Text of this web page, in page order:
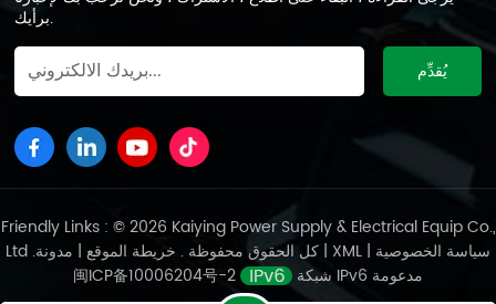
برأيك.
Friendly Links : © 2026 Kaiying Power Supply & Electrical Equip Co.,
Ltd .كل الحقوق محفوظة . خريطة الموقع | | XML | سياسة الخصوصية
闽ICP备10006204号-2
شبكة IPv6 مدعومة